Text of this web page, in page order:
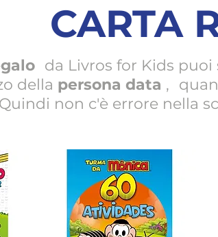
CARTA
da Livros for Kids
della persona data ,
Quindi non c'è errore nella